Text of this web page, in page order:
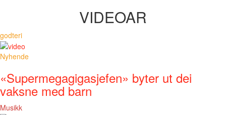
VIDEOAR
godteri
Nyhende
«Supermegagigasjefen» byter ut dei
vaksne med barn
Musikk